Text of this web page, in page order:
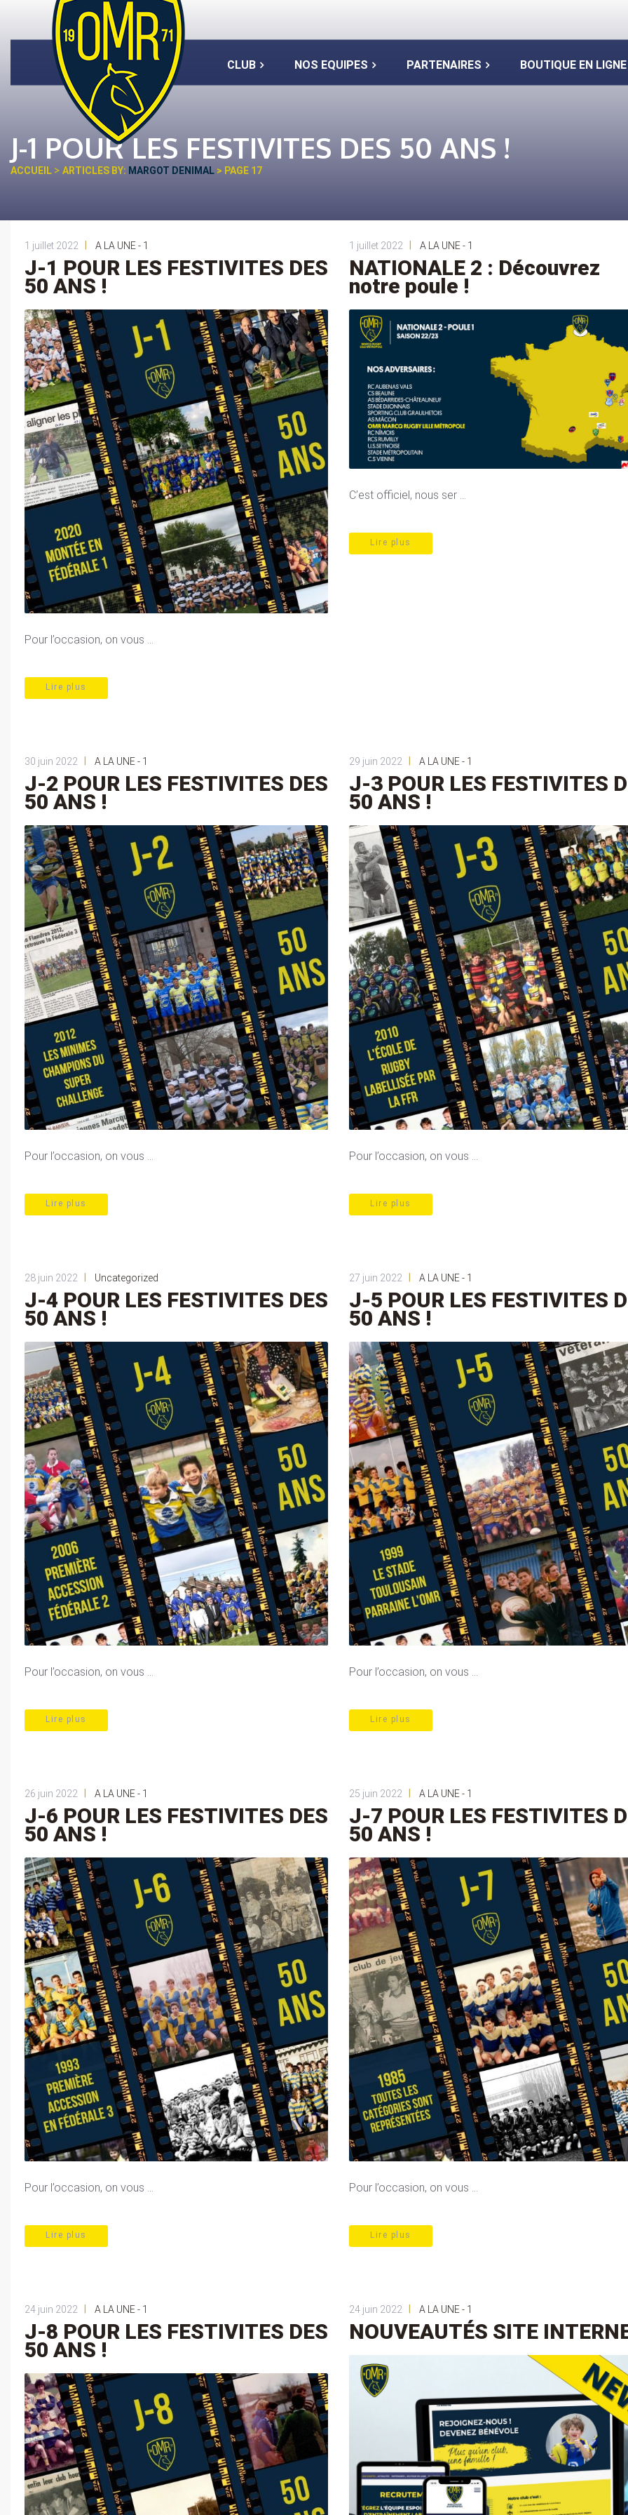
CLUB NOS EQUIPES PARTENAIRES BOUTIQUE EN LIGNE
J-1 POUR LES FESTIVITES DES 50 ANS !
ACCUEIL > ARTICLES BY: MARGOT DENIMAL > PAGE 17
1 juillet 2022 A LA UNE - 1
J-1 POUR LES FESTIVITES DES
50 ANS !
Pour l’occasion, on vous ...
Lire plus
1 juillet 2022 A LA UNE - 1
NATIONALE 2 : Découvrez
notre poule !
C’est officiel, nous ser ...
Lire plus
30 juin 2022 A LA UNE - 1
J-2 POUR LES FESTIVITES DES
50 ANS !
Pour l’occasion, on vous ...
Lire plus
29 juin 2022 A LA UNE - 1
J-3 POUR LES FESTIVITES
50 ANS !
Pour l’occasion, on vous ...
Lire plus
28 juin 2022 Uncategorized
J-4 POUR LES FESTIVITES DES
50 ANS !
Pour l’occasion, on vous ...
Lire plus
27 juin 2022 A LA UNE - 1
J-5 POUR LES FESTIVITES
50 ANS !
Pour l’occasion, on vous ...
Lire plus
26 juin 2022 A LA UNE - 1
J-6 POUR LES FESTIVITES DES
50 ANS !
Pour l’occasion, on vous ...
Lire plus
25 juin 2022 A LA UNE - 1
J-7 POUR LES FESTIVITES
50 ANS !
Pour l’occasion, on vous ...
Lire plus
24 juin 2022 A LA UNE - 1
J-8 POUR LES FESTIVITES DES
50 ANS !
24 juin 2022 A LA UNE - 1
NOUVEAUTÉS SITE